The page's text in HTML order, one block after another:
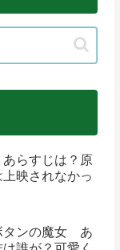
らすじは？原
映されなかっ
タンの魔女 あ